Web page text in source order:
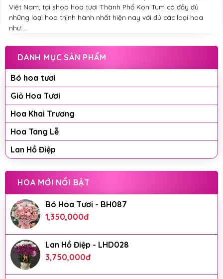
Việt Nam, tại shop hoa tươi Thành Phố Kon Tum có đầy đủ
những loại hoa thịnh hành nhất hiện nay với đủ các loại hoa
như:...
DANH MỤC SẢN PHẨM
Bó hoa tươi
Giỏ Hoa Tươi
Hoa Khai Trương
Hoa Tang Lễ
Lan Hồ Điệp
HOA MỚI NỔI BẬT
Bó Hoa Tươi - BH087
1,350,000đ
Lan Hồ Điệp - LHD028
3,750,000đ